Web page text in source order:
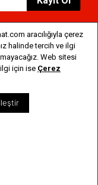
aracılığıyla çerez
halinde tercih ve ilgi
Web sitesi
için ise Çerez